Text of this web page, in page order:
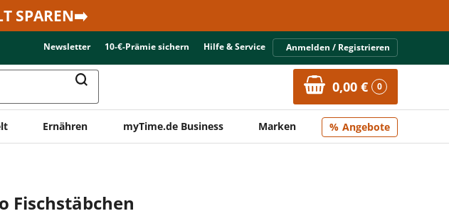
SPAREN➡️
Newsletter 10-€-Prämie sichern Hilfe & Service Anmelden / Registrieren
0,00 € 0
Ernähren myTime.de Business Marken Angebote
Fischstäbchen